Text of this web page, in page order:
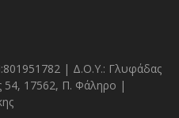
| Δ.Ο.Υ.: Γλυφάδας
54, 17562, Π. Φάληρο |